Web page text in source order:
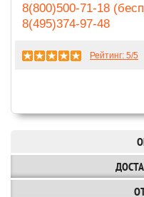
8(800)500-71-18
8(495)374-97-48
Рейтинг: 5/5